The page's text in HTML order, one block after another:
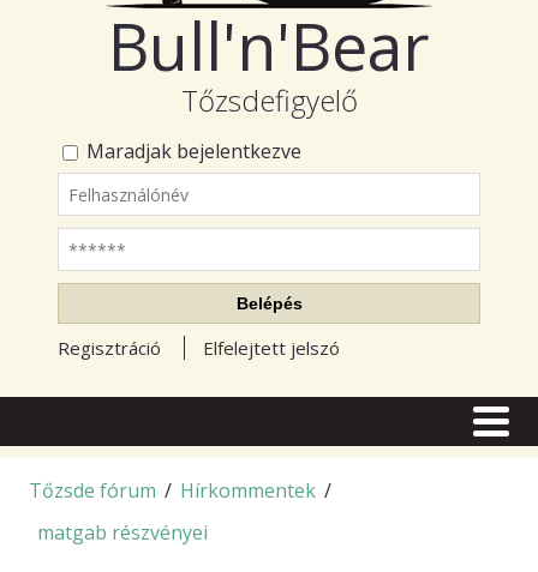
Bull'n'Bear
Tőzsdefigyelő
Maradjak bejelentkezve
Felhasználónév
Jelszó
Belépés
Regisztráció Elfelejtett jelszó
CIKKEK
TŐZSDE FÓRUM
Tőzsde fórum / Hírkommentek /
matgab részvényei